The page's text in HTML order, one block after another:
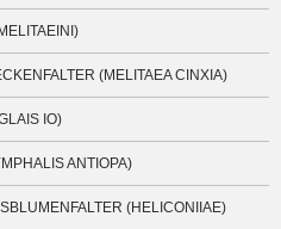
(MELITAEA CINXIA)
IO)
ANTIOPA)
(HELICONIIAE)